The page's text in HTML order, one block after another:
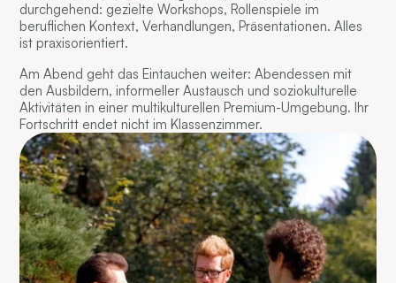
durchgehend: gezielte Workshops, Rollenspiele im
beruflichen Kontext, Verhandlungen, Präsentationen. Alles
ist praxisorientiert.
Am Abend geht das Eintauchen weiter: Abendessen mit
den Ausbildern, informeller Austausch und soziokulturelle
Aktivitäten in einer multikulturellen Premium-Umgebung. Ihr
Fortschritt endet nicht im Klassenzimmer.